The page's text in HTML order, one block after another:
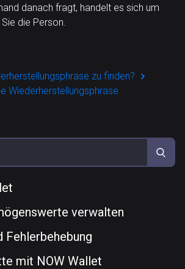
danach fragt, handelt es sich um
die Person.
zu finden?
Wiederherstellungsphrase
verwalten
Fehlerbehebung
mit NOW Wallet